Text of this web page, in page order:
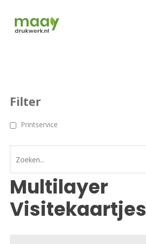
Filter
Printservice
Multilayer
Visitekaartjes